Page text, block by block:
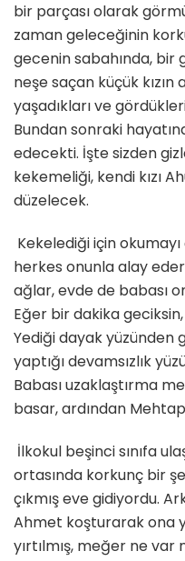
bir parçası olarak
zaman geleceğinin
gecenin sabahında, bir
neşe saçan küçük kızın
yaşadıkları ve
Bundan sonraki
edecekti. İşte sizden
kekemeliği, kendi kızı
düzelecek.
Kekelediği için
herkes onunla alay
ağlar, evde de babası
Eğer bir dakika
Yediği dayak yüzünden
yaptığı devamsızlık
Babası uzaklaştırma
basar, ardından
İlkokul beşinci sınıfa
ortasında korkunç bir
çıkmış eve gidiyordu.
Ahmet koşturarak ona
yırtılmış, meğer ne